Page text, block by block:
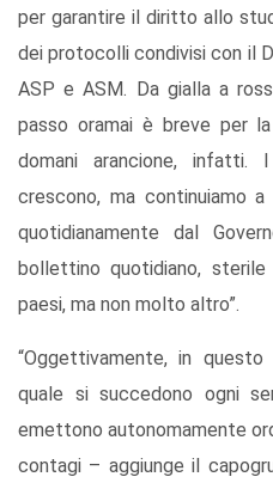
per garantire il diritto allo
dei protocolli condivisi con il
ASP e ASM. Da gialla a
passo oramai è breve per
domani arancione, infatti.
crescono, ma continuiamo
quotidianamente dal
bollettino quotidiano,
paesi, ma non molto altro”.
“Oggettivamente, in
quale si succedono ogni
emettono autonomamente
contagi – aggiunge il